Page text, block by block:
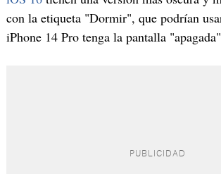
con la etiqueta "Dormir", que podrían
iPhone 14 Pro tenga la pantalla